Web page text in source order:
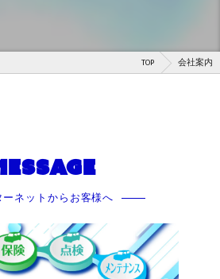
TOP 会社案内
ーネットからお客様へ